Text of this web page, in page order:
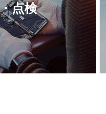
点検